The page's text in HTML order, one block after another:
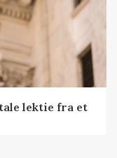
lektie fra et